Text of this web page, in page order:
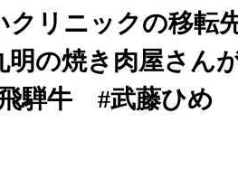
クリニックの移転
明の焼き肉屋さん
騨牛 #武藤ひめ